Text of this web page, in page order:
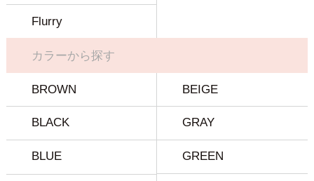
Flurry
カラーから探す
BROWN BEIGE
BLACK GRAY
BLUE GREEN